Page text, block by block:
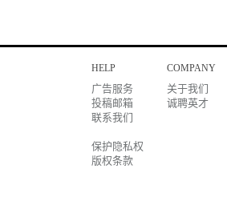
HELP
广告服务
投稿邮箱
联系我们
保护隐私权
版权条款
COMPANY
关于我们
诚聘英才